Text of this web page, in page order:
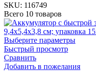
SKU: 116749
Всего 10 товаров
Выберите параметры
Быстрый просмотр
Сравнить
Добавить в пожелания